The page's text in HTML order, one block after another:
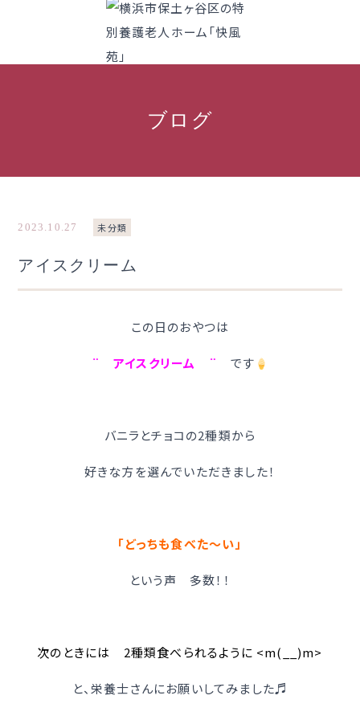
ブログ
2023.10.27 未分類
アイスクリーム
この日のおやつは
¨ アイスクリーム ¨ です
バニラとチョコの2種類から
好きな方を選んでいただきました！
「どっちも食べた～い」
という声 多数！！
次のときには 2種類食べられるように <m(__)m>
と、栄養士さんにお願いしてみました♬